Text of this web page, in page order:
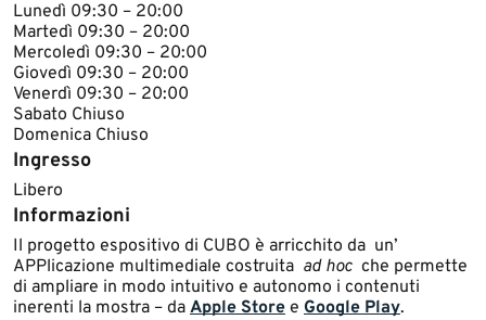
Lunedì 09:30 – 20:00
Martedì 09:30 – 20:00
Mercoledì 09:30 – 20:00
Giovedì 09:30 – 20:00
Venerdì 09:30 – 20:00
Sabato Chiuso
Domenica Chiuso​​
Ingresso
Libero
Informazioni
Il progetto espositivo di CUBO è arricchito da un’
APPlicazione multimediale costruita ad hoc che permette
di ampliare in modo intuitivo e autonomo i contenuti
inerenti la mostra – da Apple Store e Google Play.